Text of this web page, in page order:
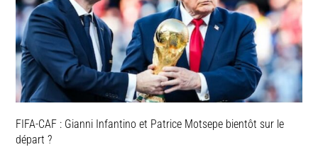
FIFA-CAF : Gianni Infantino et Patrice Motsepe bientôt sur le
départ ?